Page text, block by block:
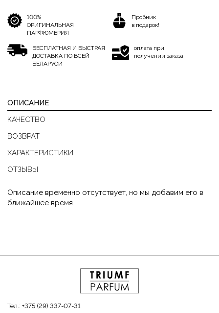
100%
ОРИГИНАЛЬНАЯ
ПАРФЮМЕРИЯ
Пробник
в подарок!
БЕСПЛАТНАЯ И БЫСТРАЯ
ДОСТАВКА ПО ВСЕЙ
БЕЛАРУСИ
оплата при
получении заказа
ОПИСАНИЕ
КАЧЕСТВО
ВОЗВРАТ
ХАРАКТЕРИСТИКИ
ОТЗЫВЫ
Описание временно отсутствует, но мы добавим его в
ближайшее время.
Тел.: +375 (29) 337-07-31